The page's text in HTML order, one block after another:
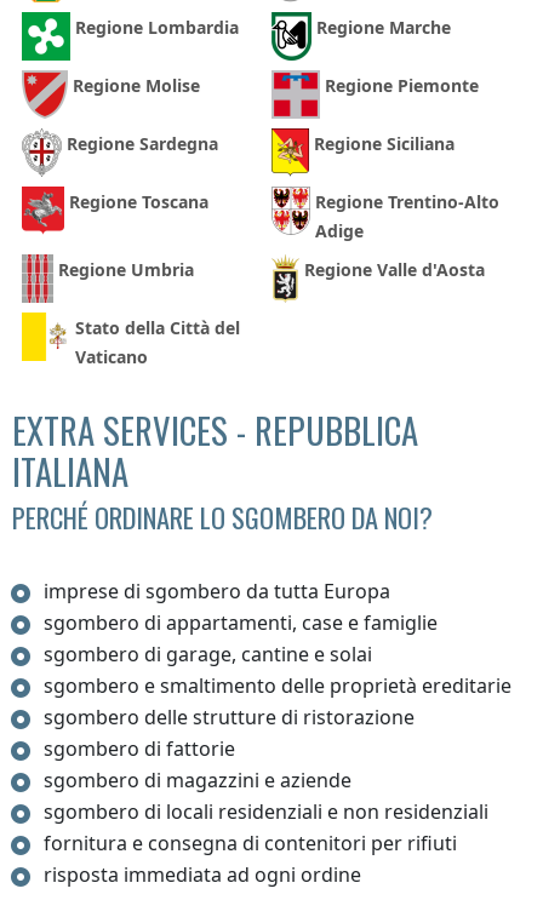
Regione Lombardia Regione Marche
Regione Molise Regione Piemonte
Regione Sardegna Regione Siciliana
Regione Toscana
Regione Trentino-Alto
Adige
Regione Umbria
Regione Valle d'Aosta
Stato della Città del
Vaticano
EXTRA SERVICES - REPUBBLICA
ITALIANA
PERCHÉ ORDINARE LO SGOMBERO DA NOI?
imprese di sgombero da tutta Europa
sgombero di appartamenti, case e famiglie
sgombero di garage, cantine e solai
sgombero e smaltimento delle proprietà ereditarie
sgombero delle strutture di ristorazione
sgombero di fattorie
sgombero di magazzini e aziende
sgombero di locali residenziali e non residenziali
fornitura e consegna di contenitori per rifiuti
risposta immediata ad ogni ordine